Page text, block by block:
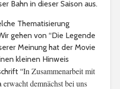
Bahn in dieser Saison aus.
Thematisierung
gehen von “Die Legende
Meinung hat der Movie
kleinen Hinweis
“In Zusammenarbeit mit
erwacht demnächst bei uns